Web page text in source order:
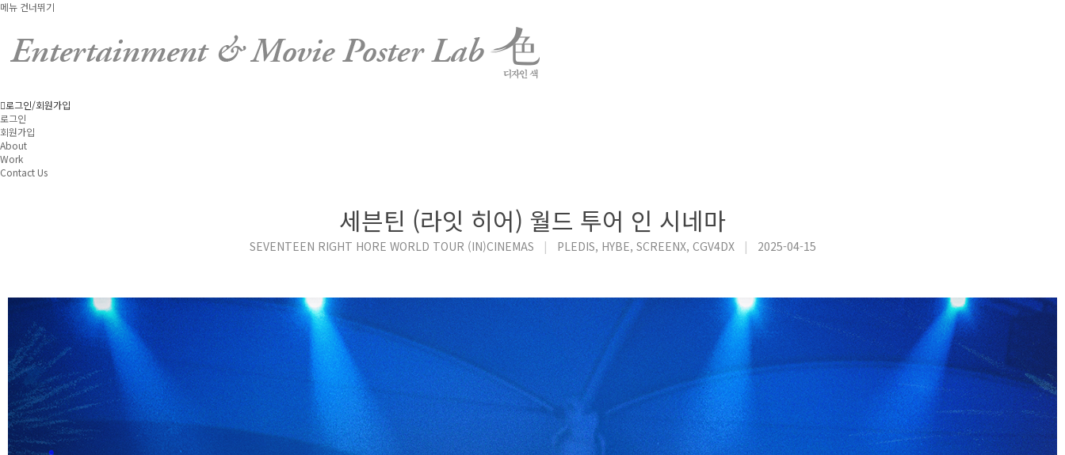
메뉴 건너뛰기
로그인/회원가입
로그인
회원가입
About
Work
Contact Us
세븐틴 (라잇 히어) 월드 투어 인 시네마
SEVENTEEN RIGHT HORE WORLD TOUR (IN)CINEMAS | PLEDIS, HYBE, SCREENX, CGV4DX | 2025-04-15